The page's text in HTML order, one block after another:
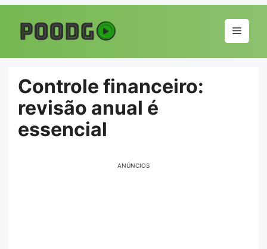
para
conteúdo
Menu
Controle financeiro:
revisão anual é
essencial
ANÚNCIOS